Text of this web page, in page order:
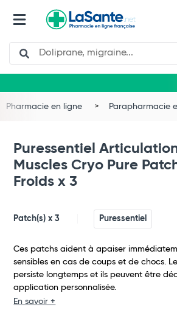
Search
Pharmacie en ligne Parapharmacie
Puressentiel
Muscles Cryo Pure
Froids x 3
Patch(s) x 3 Puressentiel
Ces patchs aident à apaiser
sensibles en cas de coups et de chocs.
persiste longtemps et ils peuvent être
application personnalisée.
En savoir +